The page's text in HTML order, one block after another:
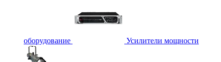
оборудование Усилители мощности